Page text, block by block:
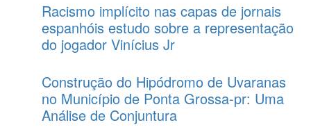
Racismo implícito nas capas de jornais
espanhóis estudo sobre a representação
do jogador Vinícius Jr
Construção do Hipódromo de Uvaranas
no Município de Ponta Grossa-pr: Uma
Análise de Conjuntura